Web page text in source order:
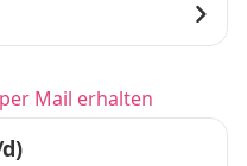
Mail erhalten